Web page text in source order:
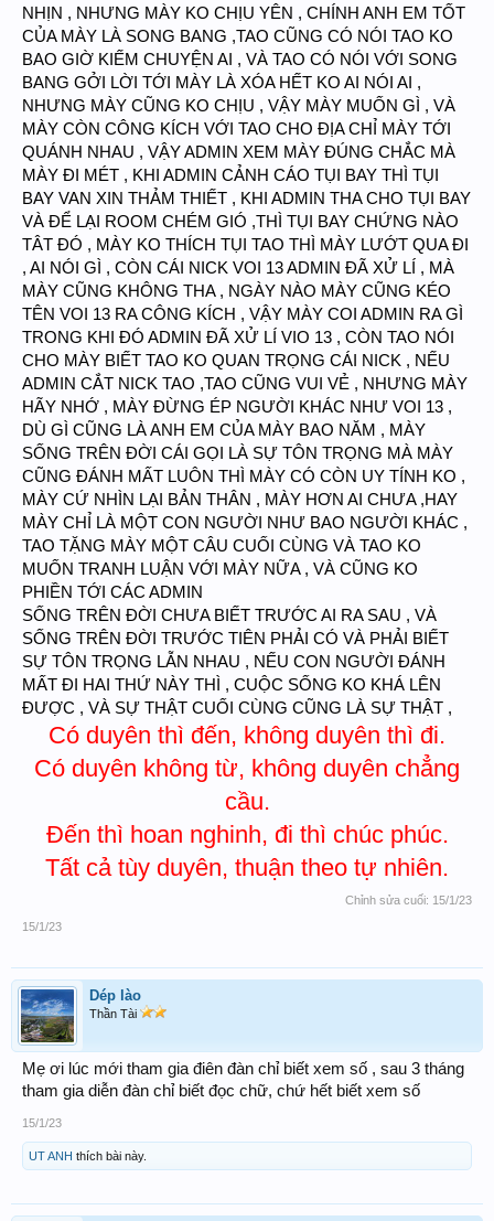
NHỊN , NHƯNG MÀY KO CHỊU YÊN , CHÍNH ANH EM TỐT
CỦA MÀY LÀ SONG BANG ,TAO CŨNG CÓ NÓI TAO KO
BAO GIỜ KIẾM CHUYỆN AI , VÀ TAO CÓ NÓI VỚI SONG
BANG GỞI LỜI TỚI MÀY LÀ XÓA HẾT KO AI NÓI AI ,
NHƯNG MÀY CŨNG KO CHỊU , VẬY MÀY MUỐN GÌ , VÀ
MÀY CÒN CÔNG KÍCH VỚI TAO CHO ĐỊA CHỈ MÀY TỚI
QUÁNH NHAU , VẬY ADMIN XEM MÀY ĐÚNG CHẮC MÀ
MÀY ĐI MÉT , KHI ADMIN CẢNH CÁO TỤI BAY THÌ TỤI
BAY VAN XIN THẢM THIẾT , KHI ADMIN THA CHO TỤI BAY
VÀ ĐỂ LẠI ROOM CHÉM GIÓ ,THÌ TỤI BAY CHỨNG NÀO
TÂT ĐÓ , MÀY KO THÍCH TỤI TAO THÌ MÀY LƯỚT QUA ĐI
, AI NÓI GÌ , CÒN CÁI NICK VOI 13 ADMIN ĐÃ XỬ LÍ , MÀ
MÀY CŨNG KHÔNG THA , NGÀY NÀO MÀY CŨNG KÉO
TÊN VOI 13 RA CÔNG KÍCH , VẬY MÀY COI ADMIN RA GÌ
TRONG KHI ĐÓ ADMIN ĐÃ XỬ LÍ VIO 13 , CÒN TAO NÓI
CHO MÀY BIẾT TAO KO QUAN TRỌNG CÁI NICK , NẾU
ADMIN CẮT NICK TAO ,TAO CŨNG VUI VẺ , NHƯNG MÀY
HÃY NHỚ , MÀY ĐỪNG ÉP NGƯỜI KHÁC NHƯ VOI 13 ,
DÙ GÌ CŨNG LÀ ANH EM CỦA MÀY BAO NĂM , MÀY
SỐNG TRÊN ĐỜI CÁI GỌI LÀ SỰ TÔN TRỌNG MÀ MÀY
CŨNG ĐÁNH MẤT LUÔN THÌ MÀY CÓ CÒN UY TÍNH KO ,
MÀY CỨ NHÌN LẠI BẢN THÂN , MÀY HƠN AI CHƯA ,HAY
MÀY CHỈ LÀ MỘT CON NGƯỜI NHƯ BAO NGƯỜI KHÁC ,
TAO TẶNG MÀY MỘT CÂU CUỐI CÙNG VÀ TAO KO
MUỐN TRANH LUẬN VỚI MÀY NỮA , VÀ CŨNG KO
PHIỀN TỚI CÁC ADMIN
SỐNG TRÊN ĐỜI CHƯA BIẾT TRƯỚC AI RA SAU , VÀ
SỐNG TRÊN ĐỜI TRƯỚC TIÊN PHẢI CÓ VÀ PHẢI BIẾT
SỰ TÔN TRỌNG LẪN NHAU , NẾU CON NGƯỜI ĐÁNH
MẤT ĐI HAI THỨ NÀY THÌ , CUỘC SỐNG KO KHÁ LÊN
ĐƯỢC , VÀ SỰ THẬT CUỐI CÙNG CŨNG LÀ SỰ THẬT ,
Có duyên thì đến, không duyên thì đi.
Có duyên không từ, không duyên chẳng
cầu.
Đến thì hoan nghinh, đi thì chúc phúc.
Tất cả tùy duyên, thuận theo tự nhiên.
Chỉnh sửa cuối: 15/1/23
15/1/23
Dép lào
Thần Tài
Mẹ ơi lúc mới tham gia điên đàn chỉ biết xem số , sau 3 tháng
tham gia diễn đàn chỉ biết đọc chữ, chứ hết biết xem số
15/1/23
UT ANH thích bài này.